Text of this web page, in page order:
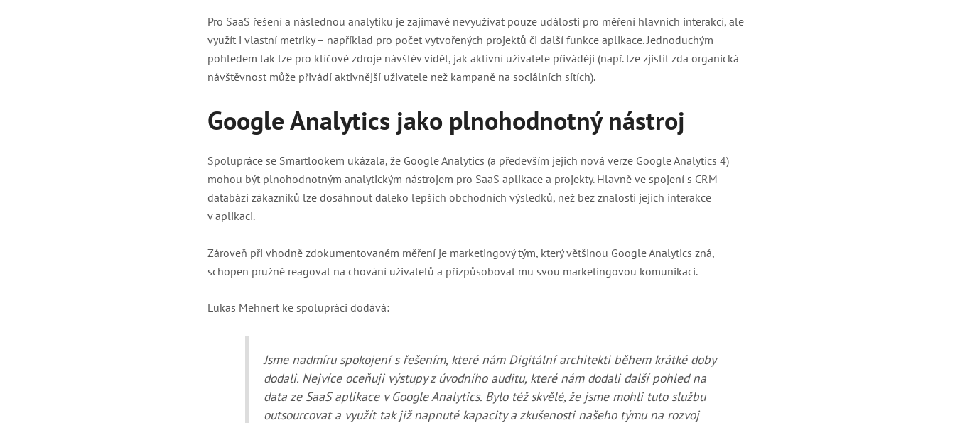
Pro SaaS řešení a následnou analytiku je zajímavé nevyužívat pouze události pro měření hlavních interakcí, ale
využít i vlastní metriky – například pro počet vytvořených projektů či další funkce aplikace. Jednoduchým
pohledem tak lze pro klíčové zdroje návštěv vidět, jak aktivní uživatele přivádějí (např. lze zjistit zda organická
návštěvnost může přivádí aktivnější uživatele než kampaně na sociálních sítích).
Google Analytics jako plnohodnotný nástroj
Spolupráce se Smartlookem ukázala, že Google Analytics (a především jejich nová verze Google Analytics 4)
mohou být plnohodnotným analytickým nástrojem pro SaaS aplikace a projekty. Hlavně ve spojení s CRM
databází zákazníků lze dosáhnout daleko lepších obchodních výsledků, než bez znalosti jejich interakce
v aplikaci.
Zároveň při vhodně zdokumentovaném měření je marketingový tým, který většinou Google Analytics zná,
schopen pružně reagovat na chování uživatelů a přizpůsobovat mu svou marketingovou komunikaci.
Lukas Mehnert ke spolupráci dodává:
Jsme nadmíru spokojení s řešením, které nám Digitální architekti během krátké doby
dodali. Nejvíce oceňuji výstupy z úvodního auditu, které nám dodali další pohled na
data ze SaaS aplikace v Google Analytics. Bylo též skvělé, že jsme mohli tuto službu
outsourcovat a využít tak již napnuté kapacity a zkušenosti našeho týmu na rozvoj